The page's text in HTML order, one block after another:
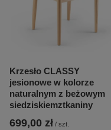
Krzesło CLASSY
jesionowe w kolorze
naturalnym z beżowym
siedziskiemztkaniny
699,00 zł / szt.